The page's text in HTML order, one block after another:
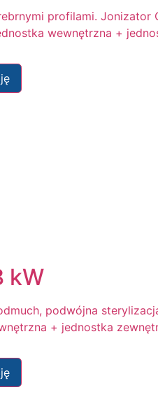
profilami. Jonizator
wewnętrzna +
kW
podwójna
+ jednostka